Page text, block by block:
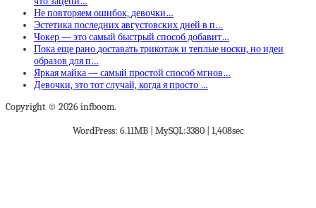
Не повторяем ошибок, девочки…
Эстетика последних августовских дней в п…
Чокер — это самый быстрый способ добавит…
Пока еще рано доставать трикотаж и теплые носки, но идеи
образов для п…
Яркая майка — самый простой способ мгнов…
Девочки, это тот случай, когда я просто …
Copyright © 2026 infboom.
WordPress: 6.11MB | MySQL:3380 | 1,408sec